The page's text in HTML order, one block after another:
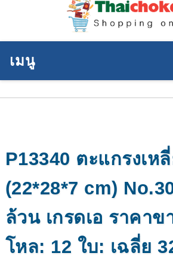
เมนู
P13340 ตะแกรงเห
(22*28*7 cm)
ล้วน เกรดเอ ราคาข
โหล: 12 ใบ: เฉลี่ย